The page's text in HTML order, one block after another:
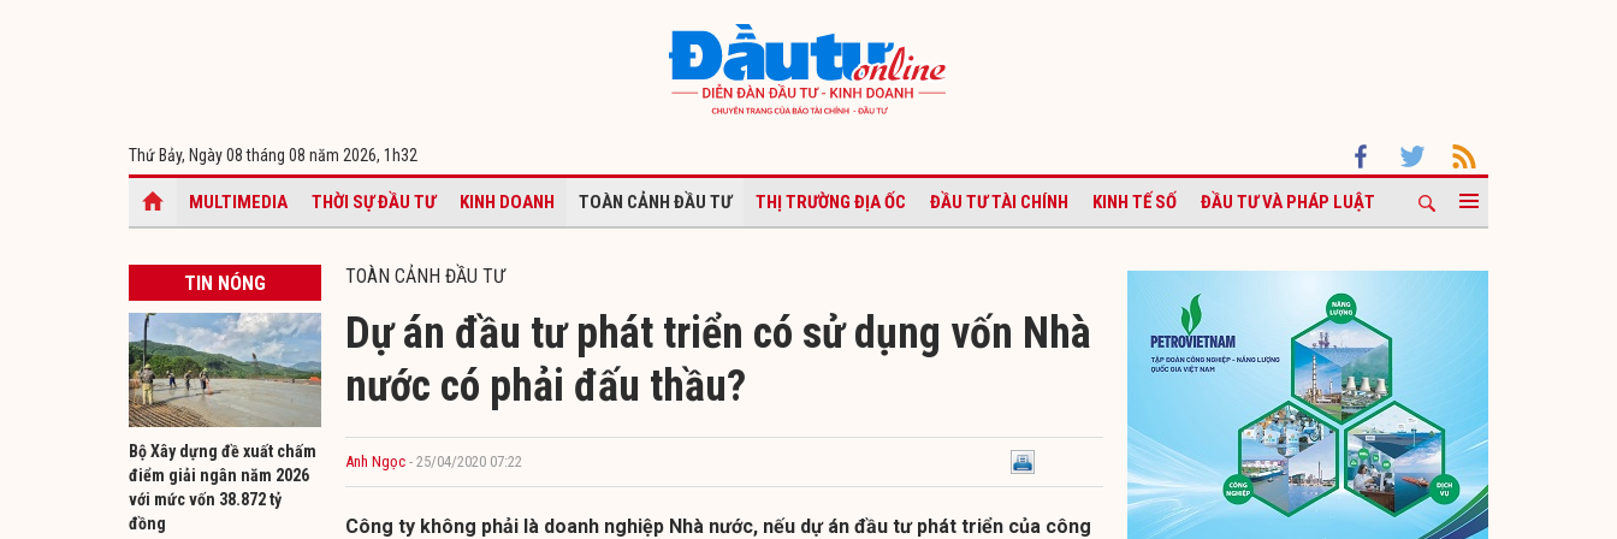
Thứ Bảy, Ngày 08 tháng 08 năm 2026, 1h32
MULTIMEDIA THỜI SỰ ĐẦU TƯ KINH DOANH TOÀN CẢNH ĐẦU TƯ THỊ TRƯỜNG ĐỊA ỐC ĐẦU TƯ TÀI CHÍNH KINH TẾ SỐ ĐẦU TƯ VÀ PHÁP LUẬT
TIN NÓNG
Bộ Xây dựng đề xuất chấm
điểm giải ngân năm 2026
với mức vốn 38.872 tỷ
đồng
TOÀN CẢNH ĐẦU TƯ
Dự án đầu tư phát triển có sử dụng vốn Nhà
nước có phải đấu thầu?
Anh Ngọc - 25/04/2020 07:22
Công ty không phải là doanh nghiệp Nhà nước, nếu dự án đầu tư phát triển của công